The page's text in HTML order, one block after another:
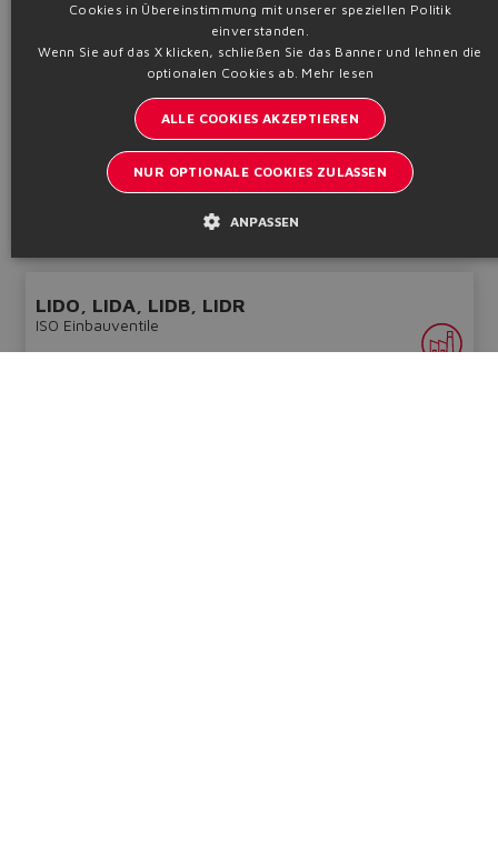
Steuerdeckel für die Durchflusskontrolle mit Hubbegrenzer
Qmax
270 ÷ 4000
Pmax
420
bar
H020 Konfigurieren
Technische Informationen
LIDO, LIDA, LIDB, LIDR
ISO Einbauventile
GERMAN
SPANISH
Cookies in Übereinstimmung mit unserer speziellen Politik
einverstanden.
Wenn Sie auf das X klicken, schließen Sie das Banner und lehnen die
optionalen Cookies ab. Mehr lesen
ALLE COOKIES AKZEPTIEREN
NUR OPTIONALE COOKIES ZULASSEN
ANPASSEN